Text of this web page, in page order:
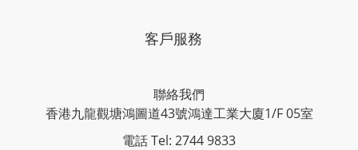
客戶服務
聯絡我們
香港九龍觀塘鴻圖道43號鴻達工業大廈1/F 05室
電話 Tel: 2744 9833